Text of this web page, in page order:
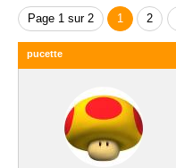
Page 1 sur 2 1 2
pucette